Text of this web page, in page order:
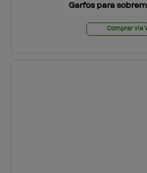
Garfos para
Comprar via